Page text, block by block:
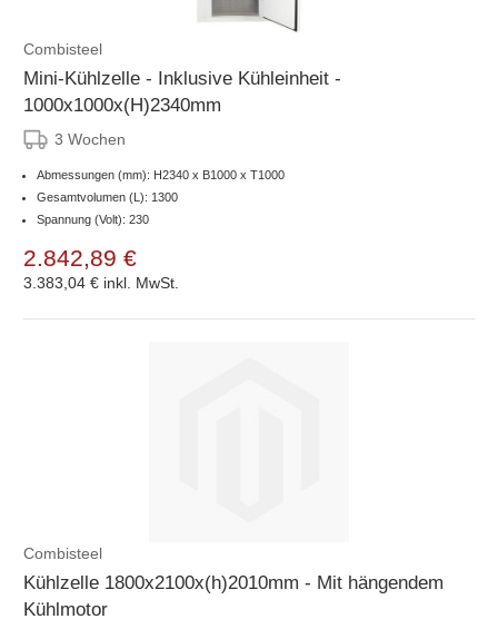
Combisteel
Mini-Kühlzelle - Inklusive Kühleinheit -
1000x1000x(H)2340mm
3 Wochen
Abmessungen (mm): H2340 x B1000 x T1000
Gesamtvolumen (L): 1300
Spannung (Volt): 230
2.842,89 €
3.383,04 € inkl. MwSt.
Combisteel
Kühlzelle 1800x2100x(h)2010mm - Mit hängendem
Kühlmotor